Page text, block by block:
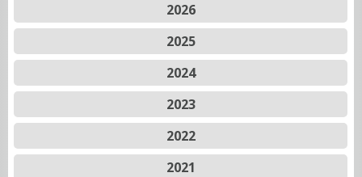
2026
2025
2024
2023
2022
2021